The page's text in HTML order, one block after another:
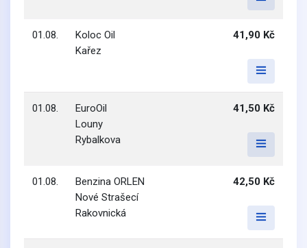
01.08.
Koloc Oil
Kařez
41,90 Kč
01.08.
EuroOil
Louny
Rybalkova
41,50 Kč
01.08.
Benzina ORLEN
Nové Strašecí
Rakovnická
42,50 Kč